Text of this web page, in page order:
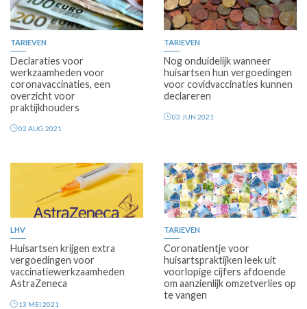
TARIEVEN
Declaraties voor
werkzaamheden voor
coronavaccinaties, een
overzicht voor
praktijkhouders
02 AUG 2021
TARIEVEN
Nog onduidelijk wanneer
huisartsen hun vergoedingen
voor covidvaccinaties kunnen
declareren
03 JUN 2021
LHV
Huisartsen krijgen extra
vergoedingen voor
vaccinatiewerkzaamheden
AstraZeneca
13 MEI 2021
Premium
TARIEVEN
Coronatientje voor
huisartspraktijken leek uit
voorlopige cijfers afdoende
om aanzienlijk omzetverlies op
te vangen